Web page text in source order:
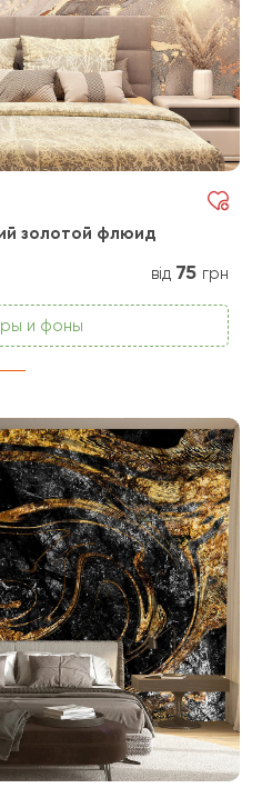
золотой флюид
від 75 грн
и фоны